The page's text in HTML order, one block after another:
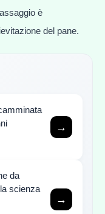
è
del pane.
→
da
scienza
→